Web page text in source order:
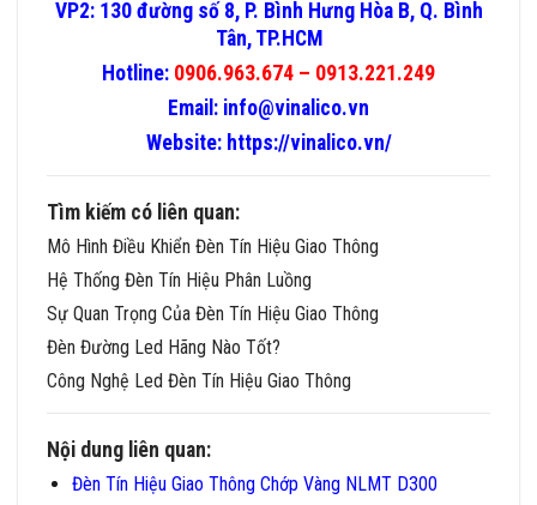
VP2: 130 đường số 8, P. Bình Hưng Hòa B, Q. Bình
Tân, TP.HCM
Hotline: 0906.963.674 – 0913.221.249
Email: info@vinalico.vn
Website: https://vinalico.vn/
Tìm kiếm có liên quan:
Mô Hình Điều Khiển Đèn Tín Hiệu Giao Thông
Hệ Thống Đèn Tín Hiệu Phân Luồng
Sự Quan Trọng Của Đèn Tín Hiệu Giao Thông
Đèn Đường Led Hãng Nào Tốt?
Công Nghệ Led Đèn Tín Hiệu Giao Thông
Nội dung liên quan:
Đèn Tín Hiệu Giao Thông Chớp Vàng NLMT D300